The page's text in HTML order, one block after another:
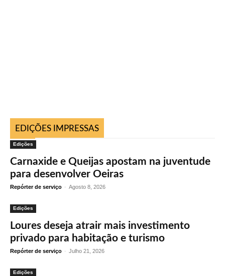
EDIÇÕES IMPRESSAS
Edições
Carnaxide e Queijas apostam na juventude
para desenvolver Oeiras
Repórter de serviço - Agosto 8, 2026
Edições
Loures deseja atrair mais investimento
privado para habitação e turismo
Repórter de serviço - Julho 21, 2026
Edições